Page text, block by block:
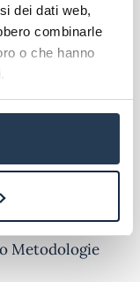
dei dati web,
combinarle
o che hanno
eroga
al Mondo
Metodologie